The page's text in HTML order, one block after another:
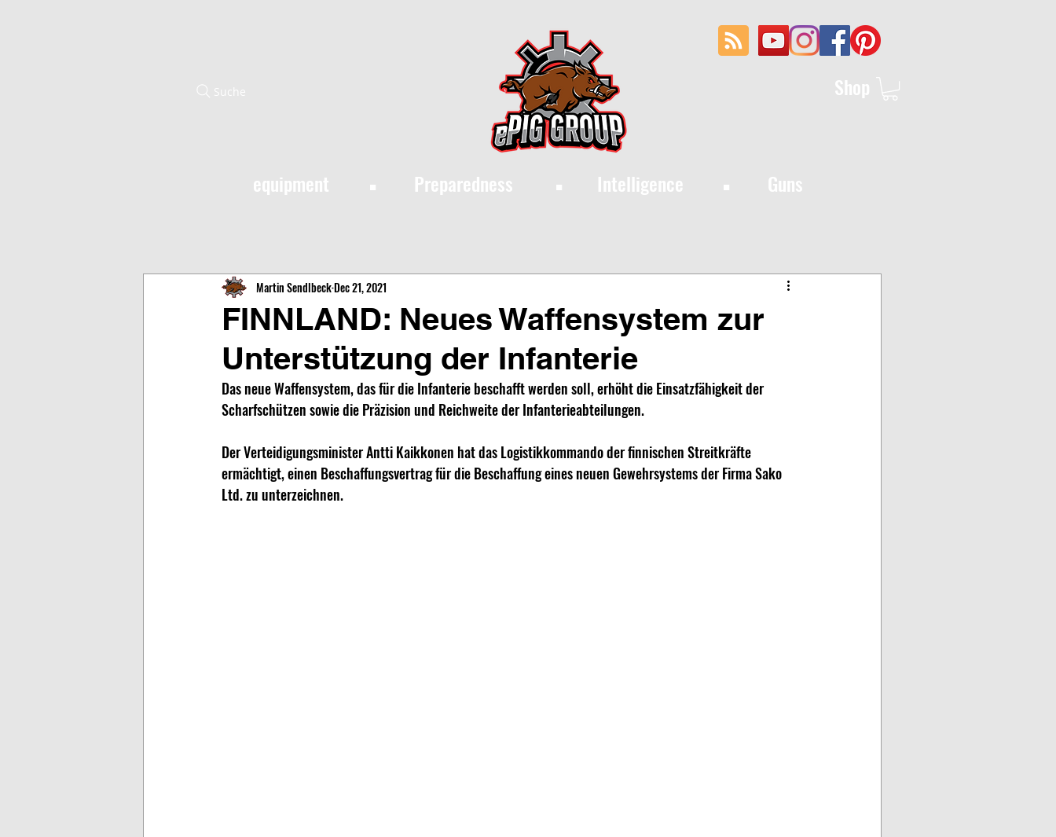
Shop
·
equipment Preparedness Intelligence Guns
·
·
Suche
FINNLAND: Neues Waffensystem zur
Unterstützung der Infanterie
Martin SendlbeckDec 21, 2021
Das neue Waffensystem, das für die Infanterie beschafft werden soll, erhöht die Einsatzfähigkeit der
Scharfschützen sowie die Präzision und Reichweite der Infanterieabteilungen.
Der Verteidigungsminister Antti Kaikkonen hat das Logistikkommando der finnischen Streitkräfte
ermächtigt, einen Beschaffungsvertrag für die Beschaffung eines neuen Gewehrsystems der Firma Sako
Ltd. zu unterzeichnen.